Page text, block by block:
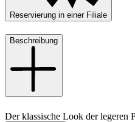
Reservierung in einer Filiale
Beschreibung
Der klassische Look der legeren